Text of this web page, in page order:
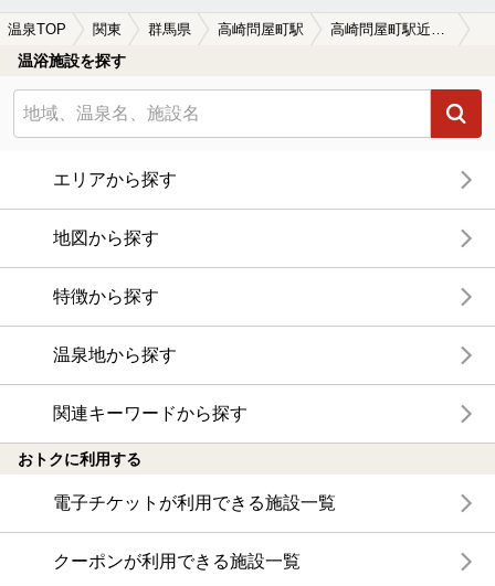
温泉TOP 関東 群馬県 高崎問屋町駅 高崎問屋町駅近くの温泉宿・温泉旅館・ホテルおすすめ(2026年版)
温浴施設を探す
エリアから探す
地図から探す
特徴から探す
温泉地から探す
関連キーワードから探す
おトクに利用する
電子チケットが利用できる施設一覧
クーポンが利用できる施設一覧